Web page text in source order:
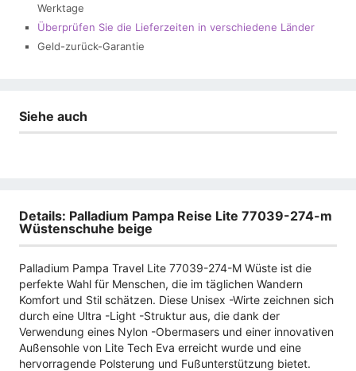
Werktage
Überprüfen Sie die Lieferzeiten in verschiedene Länder
Geld-zurück-Garantie
Siehe auch
Details: Palladium Pampa Reise Lite 77039-274-m
Wüstenschuhe beige
Palladium Pampa Travel Lite 77039-274-M Wüste ist die
perfekte Wahl für Menschen, die im täglichen Wandern
Komfort und Stil schätzen. Diese Unisex -Wirte zeichnen sich
durch eine Ultra -Light -Struktur aus, die dank der
Verwendung eines Nylon -Obermasers und einer innovativen
Außensohle von Lite Tech Eva erreicht wurde und eine
hervorragende Polsterung und Fußunterstützung bietet.